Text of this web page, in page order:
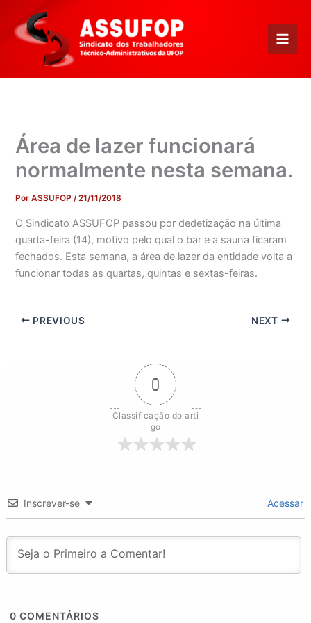
para
conteúdo
Área de lazer funcionará
normalmente nesta semana.
PorASSUFOP/21/11/2018
O Sindicato ASSUFOP passou por dedetização na última
quarta-feira (14), motivo pelo qual o bar e a sauna ficaram
fechados. Esta semana, a área de lazer da entidade volta a
funcionar todas as quartas, quintas e sextas-feiras.
PREVIOUS NEXT
0
Classificação do arti
go
Inscrever-se Acessar
0 COMENTÁRIOS